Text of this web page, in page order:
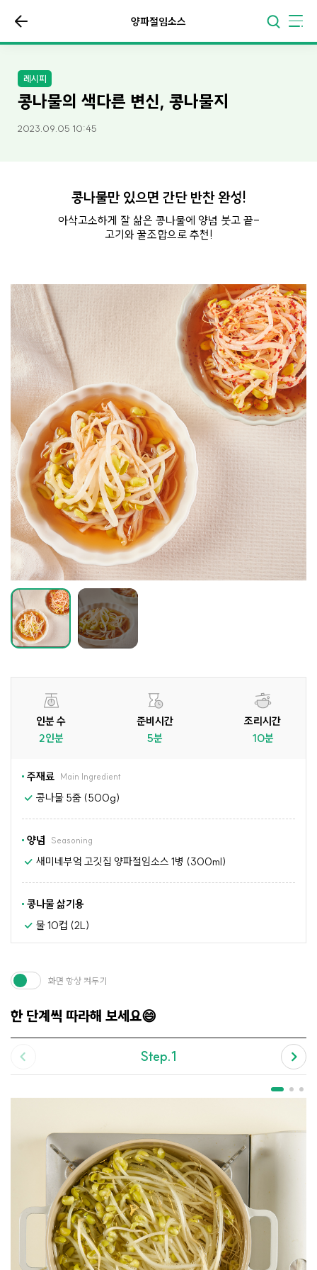
양파절임소스
레시피
콩나물의 색다른 변신, 콩나물지
2023.09.05 10:45
콩나물만 있으면 간단 반찬 완성!
아삭고소하게 잘 삶은 콩나물에 양념 붓고 끝-
고기와 꿀조합으로 추천!
인분 수
2인분
준비시간
5분
조리시간
10분
주재료 Main Ingredient
콩나물 5줌 (500g)
양념 Seasoning
새미네부엌 고깃집 양파절임소스 1병 (300ml)
콩나물 삶기용
물 10컵 (2L)
한 단계씩 따라해 보세요😄
화면 항상 켜두기
Step.1